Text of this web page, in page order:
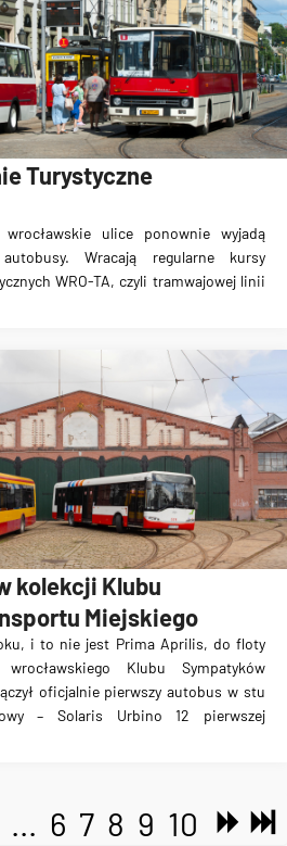
Turystyczne
ulice ponownie wyjadą
Wracają regularne kursy
WRO-TA, czyli tramwajowej linii
kolekcji Klubu
Miejskiego
i to nie jest Prima Aprilis, do floty
Klubu Sympatyków
oficjalnie pierwszy autobus w stu
– Solaris Urbino 12 pierwszej
... 6 7 8 9 10